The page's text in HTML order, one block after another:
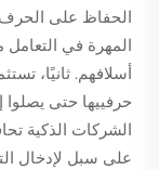
الحفاظ على الحرف
المهرة في التعامل
أسلافهم. ثانيًا،
حرفييها حتى يصلوا
الشركات الذكية
على سبل لإدخال